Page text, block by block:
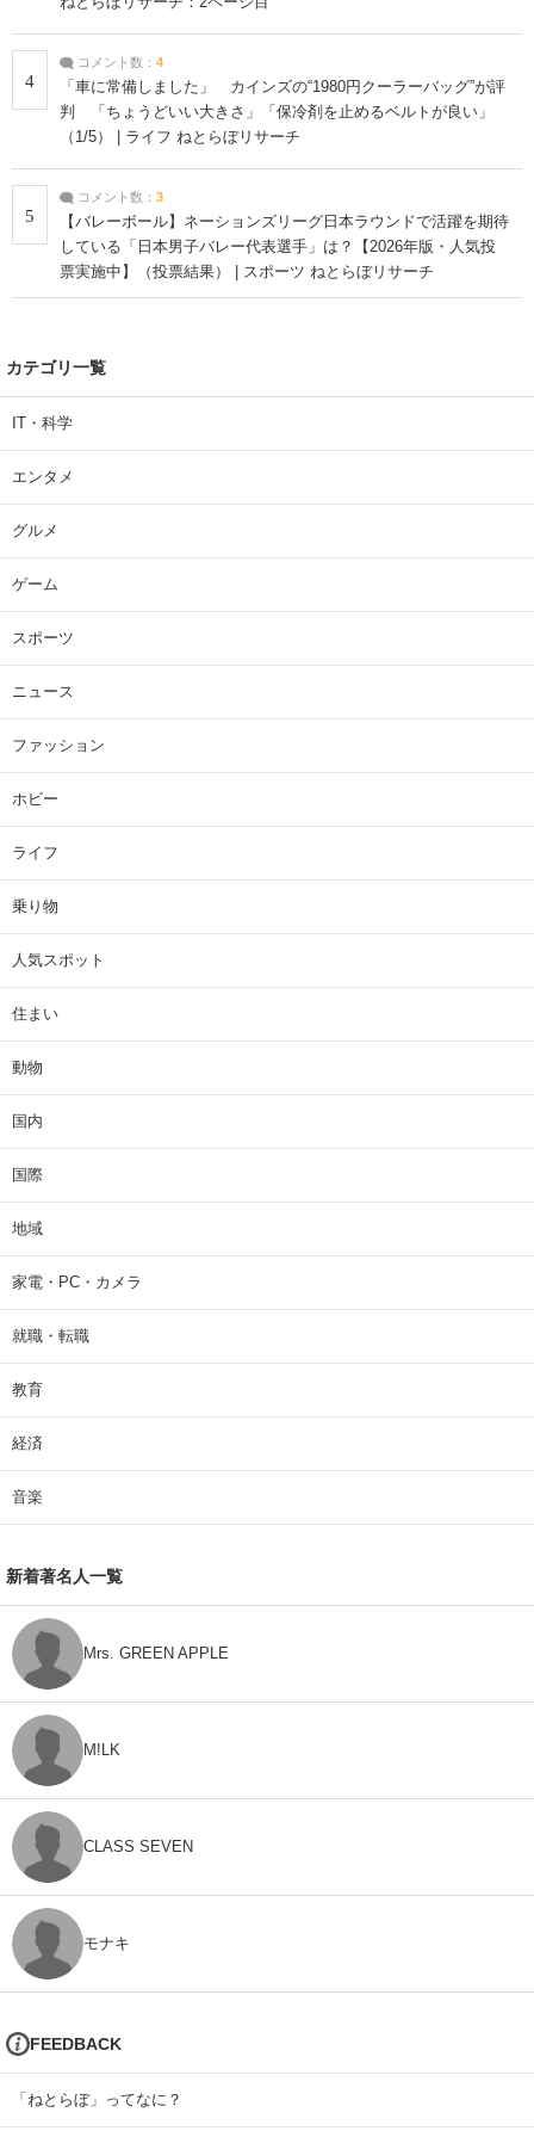
4
コメント数： 4
「車に常備しました」 カインズの“1980円クーラーバッグ”が評
判 「ちょうどいい大きさ」「保冷剤を止めるベルトが良い」
（1/5） | ライフ ねとらぼリサーチ
5
コメント数： 3
【バレーボール】ネーションズリーグ日本ラウンドで活躍を期待
している「日本男子バレー代表選手」は？【2026年版・人気投
票実施中】（投票結果） | スポーツ ねとらぼリサーチ
カテゴリ一覧
IT・科学
エンタメ
グルメ
ゲーム
スポーツ
ニュース
ファッション
ホビー
ライフ
乗り物
人気スポット
住まい
動物
国内
国際
地域
家電・PC・カメラ
就職・転職
教育
経済
音楽
新着著名人一覧
Mrs. GREEN APPLE
M!LK
CLASS SEVEN
モナキ
FEEDBACK
「ねとらぼ」ってなに？